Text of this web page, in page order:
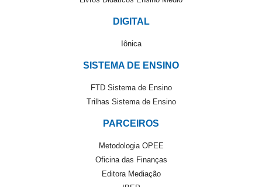
DIGITAL
Iônica
SISTEMA DE ENSINO
FTD Sistema de Ensino
Trilhas Sistema de Ensino
PARCEIROS
Metodologia OPEE
Oficina das Finanças
Editora Mediação